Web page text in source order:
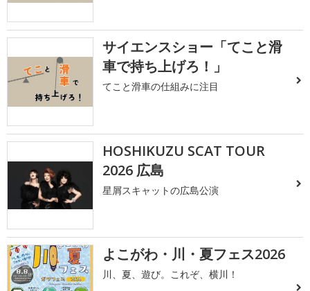
サイエンスショー「てこと滑
車で持ち上げろ！」
てこと滑車の仕組みに注目
HOSHIKUZU SCAT TOUR
2026 広島
星屑スキャットの広島公演
よこがわ・川・夏フェス2026
川、夏、遊び。これぞ、横川！